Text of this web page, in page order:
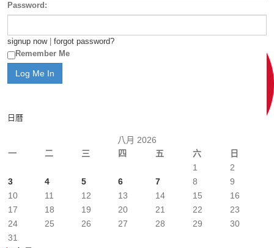
Password:
signup now| forgot password?
Remember Me
日曆
八月 2026
一
二 三 四 五 六 日
1
2
3
4 5 6 7 8
9
10
11 12 13 14 15
16
17
18 19 20 21 22
23
24
25 26 27 28 29
30
31